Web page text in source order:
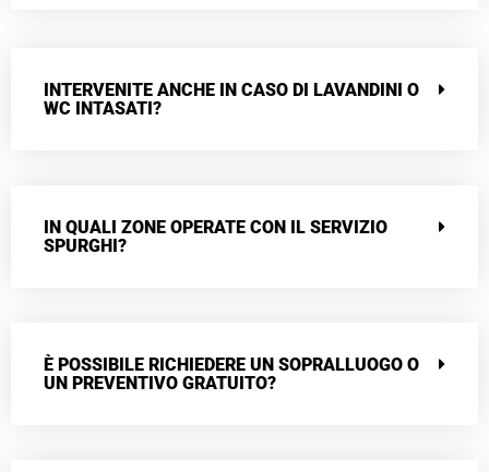
INTERVENITE ANCHE IN CASO DI LAVANDINI O
WC INTASATI?
IN QUALI ZONE OPERATE CON IL SERVIZIO
SPURGHI?
È POSSIBILE RICHIEDERE UN SOPRALLUOGO O
UN PREVENTIVO GRATUITO?